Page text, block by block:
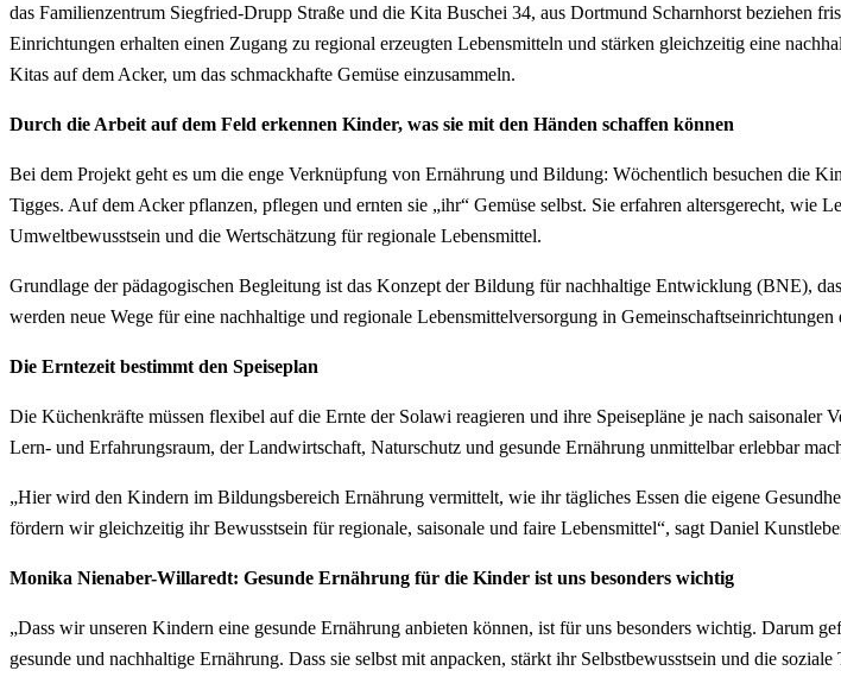
das Familienzentrum Siegfried-Drupp Straße und die Kita Buschei 34, aus Dortmund Scharnhorst beziehen
Einrichtungen erhalten einen Zugang zu regional erzeugten Lebensmitteln und stärken gleichzeitig eine
Kitas auf dem Acker, um das schmackhafte Gemüse einzusammeln.
Durch die Arbeit auf dem Feld erkennen Kinder, was sie mit den Händen schaffen können
Bei dem Projekt geht es um die enge Verknüpfung von Ernährung und Bildung: Wöchentlich besuchen die
Tigges. Auf dem Acker pflanzen, pflegen und ernten sie „ihr“ Gemüse selbst. Sie erfahren altersgerecht, wie
Umweltbewusstsein und die Wertschätzung für regionale Lebensmittel.
Grundlage der pädagogischen Begleitung ist das Konzept der Bildung für nachhaltige Entwicklung (BNE),
werden neue Wege für eine nachhaltige und regionale Lebensmittelversorgung in Gemeinschaftseinrichtungen
Die Erntezeit bestimmt den Speiseplan
Die Küchenkräfte müssen flexibel auf die Ernte der Solawi reagieren und ihre Speisepläne je nach
Lern- und Erfahrungsraum, der Landwirtschaft, Naturschutz und gesunde Ernährung unmittelbar erlebbar
„Hier wird den Kindern im Bildungsbereich Ernährung vermittelt, wie ihr tägliches Essen die eigene
fördern wir gleichzeitig ihr Bewusstsein für regionale, saisonale und faire Lebensmittel“, sagt Daniel
Monika Nienaber-Willaredt: Gesunde Ernährung für die Kinder ist uns besonders wichtig
„Dass wir unseren Kindern eine gesunde Ernährung anbieten können, ist für uns besonders wichtig. Darum
gesunde und nachhaltige Ernährung. Dass sie selbst mit anpacken, stärkt ihr Selbstbewusstsein und die